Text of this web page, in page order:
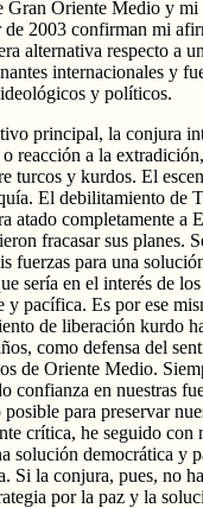
Gran Oriente Medio y
2003 confirman mi
alternativa respecto a
internacionales y
y políticos.
principal, la conjura
reacción a la
turcos y kurdos. El
El debilitamiento de
atado completamente
fracasar sus planes.
fuerzas para una
sería en el interés de
y pacífica. Es por ese
de liberación kurdo
como defensa del
de Oriente Medio.
confianza en nuestras
para preservar
crítica, he seguido
solución democrática y
Si la conjura, pues, no
por la paz y la